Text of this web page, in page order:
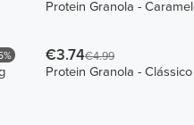
Protein Granola -
€3.74€4.99
Protein Granola -